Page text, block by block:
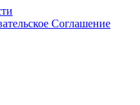
Соглашение